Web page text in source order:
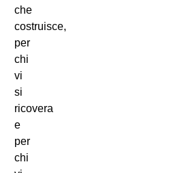
che
costruisce,
per
chi
vi
si
ricovera
e
per
chi